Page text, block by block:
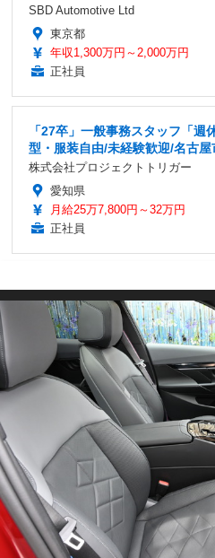
SBD Automotive Ltd
東京都
年収1,300万円～2,000万円
正社員
「27卒」一般事務スタッフ「
型・服装自由/未経験歓迎/名古屋
株式会社プロジェクトトリガー
愛知県
月給25万7,800円～32万円
正社員